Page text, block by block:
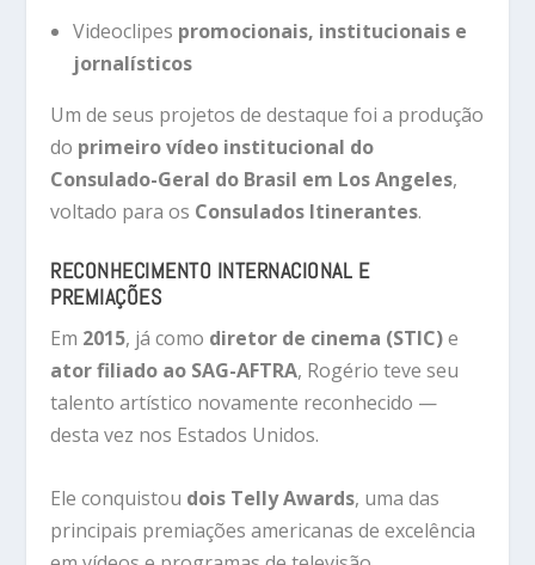
Videoclipes promocionais, institucionais e
jornalísticos
Um de seus projetos de destaque foi a produção
do primeiro vídeo institucional do
Consulado-Geral do Brasil em Los Angeles,
voltado para os Consulados Itinerantes.
RECONHECIMENTO INTERNACIONAL E
PREMIAÇÕES
Em 2015, já como diretor de cinema (STIC)e
ator filiado ao SAG-AFTRA, Rogério teve seu
talento artístico novamente reconhecido —
desta vez nos Estados Unidos.
Ele conquistou dois Telly Awards, uma das
principais premiações americanas de excelência